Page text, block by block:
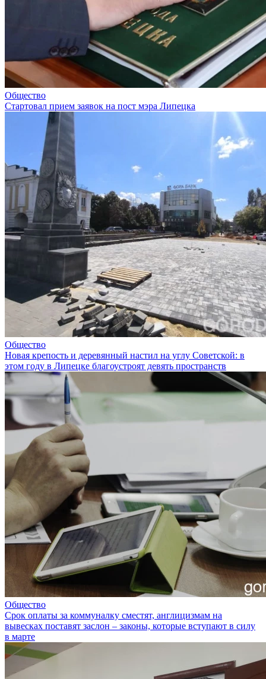
Общество
Стартовал прием заявок на пост мэра Липецка
Общество
Новая крепость и деревянный настил на углу Советской: в
этом году в Липецке благоустроят девять пространств
Общество
Срок оплаты за коммуналку сместят, англицизмам на
вывесках поставят заслон – законы, которые вступают в силу
в марте